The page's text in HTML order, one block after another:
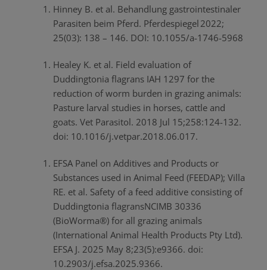
Hinney B. et al. Behandlung gastrointestinaler
Parasiten beim Pferd. Pferdespiegel 2022;
25(03): 138 – 146. DOI: 10.1055/a-1746-5968
Healey K. et al. Field evaluation of
Duddingtonia flagrans IAH 1297 for the
reduction of worm burden in grazing animals:
Pasture larval studies in horses, cattle and
goats. Vet Parasitol. 2018 Jul 15;258:124-132.
doi: 10.1016/j.vetpar.2018.06.017.
EFSA Panel on Additives and Products or
Substances used in Animal Feed (FEEDAP); Villa
RE. et al. Safety of a feed additive consisting of
Duddingtonia flagransNCIMB 30336
(BioWorma®) for all grazing animals
(International Animal Health Products Pty Ltd).
EFSA J. 2025 May 8;23(5):e9366. doi:
10.2903/j.efsa.2025.9366.